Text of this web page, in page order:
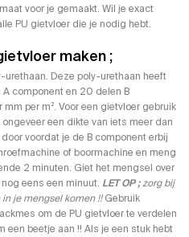
voor je gemaakt. Wil je exact
PU gietvloer die je nodig hebt.
maken ;
urethaan. Deze poly-urethaan heeft
component en 20 delen B
per m². Voor een gietvloer gebruik
een dikte van iets meer dan
voordat je de B component erbij
of boormachine en meng
2 minuten. Giet het mengsel over
eens een minuut. LET OP ;zorg bij
je mengsel komen !!Gebruik
om de PU gietvloer te verdelen
een beetje aan !! Als je een stuk hebt